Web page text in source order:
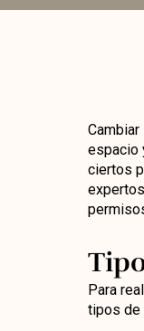
espacio
ciertos
Para
tipos de